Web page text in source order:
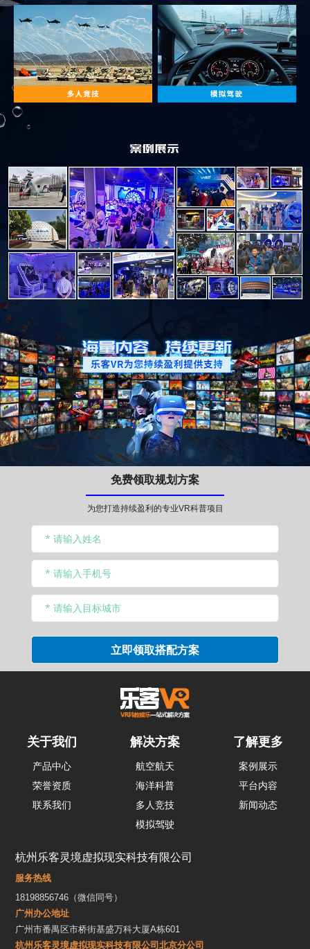
免费领取规划方案
为您打造持续盈利的专业VR科普项目
关于我们
产品中心
荣誉资质
联系我们
解决方案
航空航天
海洋科普
多人竞技
模拟驾驶
了解更多
案例展示
平台内容
新闻动态
杭州乐客灵境虚拟现实科技有限公司
服务热线
18198856746（微信同号）
广州办公地址
广州市番禺区市桥街基盛万科大厦A栋601
杭州乐客灵境虚拟现实科技有限公司北京分公司